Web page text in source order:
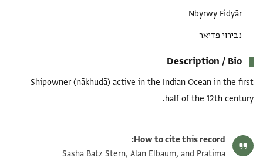
Nbyrwy Fidyār
נבירוי פדיאר
Description / Bio
Shipowner (nākhudā) active in the Indian Ocean in the first
half of the 12th century.
How to cite this record:
Sasha Batz Stern, Alan Elbaum, and Pratima